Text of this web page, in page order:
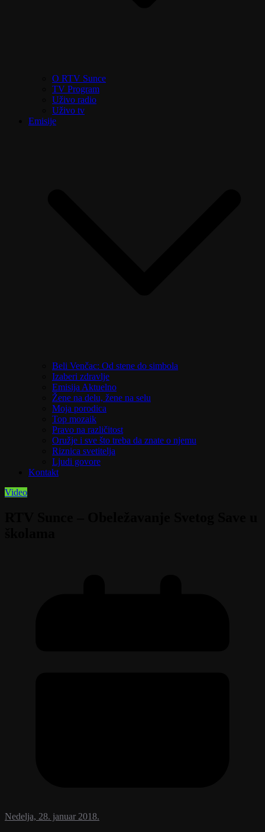
O RTV Sunce
TV Program
Uživo radio
Uživo tv
Emisije
Beli Venčac: Od stene do simbola
Izaberi zdravlje
Emisija Aktuelno
Žene na delu, žene na selu
Moja porodica
Top mozaik
Pravo na različitost
Oružje i sve što treba da znate o njemu
Riznica svetitelja
Ljudi govore
Kontakt
Video
Nedelja, 28. januar 2018.